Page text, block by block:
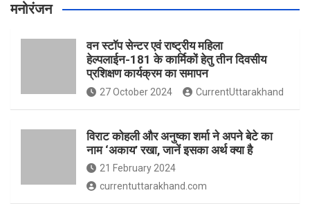
मनोरंजन
वन स्टॉप सेन्टर एवं राष्ट्रीय महिला
हेल्पलाईन-181 के कार्मिकों हेतु तीन दिवसीय
प्रशिक्षण कार्यक्रम का समापन
27 October 2024 CurrentUttarakhand
विराट कोहली और अनुष्का शर्मा ने अपने बेटे का
नाम ‘अकाय’ रखा, जानें इसका अर्थ क्‍या है
21 February 2024
currentuttarakhand.com